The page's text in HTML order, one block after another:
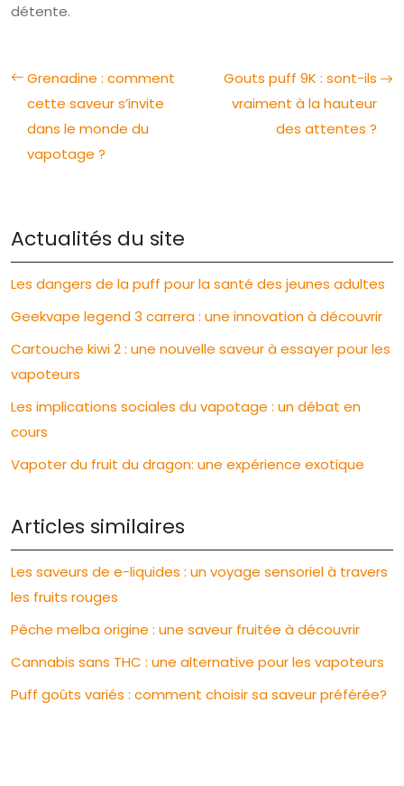
détente.
Grenadine : comment
cette saveur s’invite
dans le monde du
vapotage ?
Gouts puff 9K : sont-ils
vraiment à la hauteur
des attentes ?
Actualités du site
Les dangers de la puff pour la santé des jeunes adultes
Geekvape legend 3 carrera : une innovation à découvrir
Cartouche kiwi 2 : une nouvelle saveur à essayer pour les
vapoteurs
Les implications sociales du vapotage : un débat en
cours
Vapoter du fruit du dragon: une expérience exotique
Articles similaires
Les saveurs de e-liquides : un voyage sensoriel à travers
les fruits rouges
Pêche melba origine : une saveur fruitée à découvrir
Cannabis sans THC : une alternative pour les vapoteurs
Puff goûts variés : comment choisir sa saveur préférée?